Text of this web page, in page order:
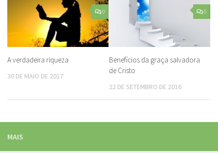
0
A verdadeira riqueza
30 DE MAIO DE 2017
0
Benefícios da graça salvadora
de Cristo
22 DE SETEMBRO DE 2016
MAIS